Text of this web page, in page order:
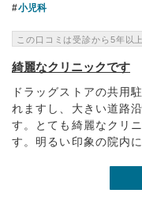
小児科
この口コミは受診から5年以
綺麗なクリニックです
ドラッグストアの共用
れますし、大きい道路
す。とても綺麗なクリ
す。明るい印象の院内